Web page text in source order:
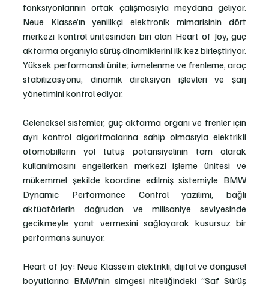
fonksiyonlarının ortak çalışmasıyla meydana geliyor.
Neue Klasse’ın yenilikçi elektronik mimarisinin dört
merkezi kontrol ünitesinden biri olan Heart of Joy, güç
aktarma organıyla sürüş dinamiklerini ilk kez birleştiriyor.
Yüksek performanslı ünite; ivmelenme ve frenleme, araç
stabilizasyonu, dinamik direksiyon işlevleri ve şarj
yönetimini kontrol ediyor.
Geleneksel sistemler, güç aktarma organı ve frenler için
ayrı kontrol algoritmalarına sahip olmasıyla elektrikli
otomobillerin yol tutuş potansiyelinin tam olarak
kullanılmasını engellerken merkezi işleme ünitesi ve
mükemmel şekilde koordine edilmiş sistemiyle BMW
Dynamic Performance Control yazılımı, bağlı
aktüatörlerin doğrudan ve milisaniye seviyesinde
gecikmeyle yanıt vermesini sağlayarak kusursuz bir
performans sunuyor.
Heart of Joy; Neue Klasse’ın elektrikli, dijital ve döngüsel
boyutlarına BMW’nin simgesi niteliğindeki “Saf Sürüş